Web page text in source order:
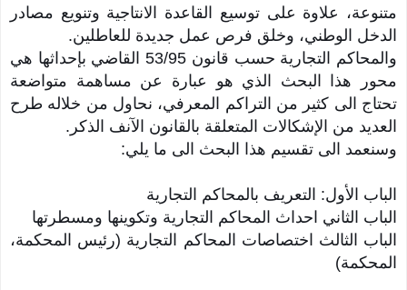
متنوعة، علاوة على توسيع القاعدة الانتاجية وتنويع مصادر
الدخل الوطني، وخلق فرص عمل جديدة للعاطلين.
والمحاكم التجارية حسب قانون 53/95 القاضي بإحداثها هي
محور هذا البحث الذي هو عبارة عن مساهمة متواضعة
تحتاج الى كثير من التراكم المعرفي، نحاول من خلاله طرح
العديد من الإشكالات المتعلقة بالقانون الآنف الذكر.
وسنعمد الى تقسيم هذا البحث الى ما يلي:
الباب الأول: التعريف بالمحاكم التجارية
الباب الثاني احداث المحاكم التجارية وتكوينها ومسطرتها
الباب الثالث اختصاصات المحاكم التجارية (رئيس المحكمة،
المحكمة)